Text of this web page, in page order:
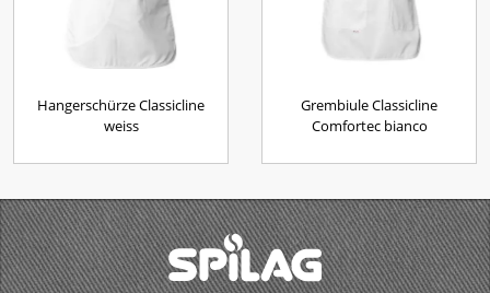
Hangerschürze Classicline
weiss
Grembiule Classicline
Comfortec bianco